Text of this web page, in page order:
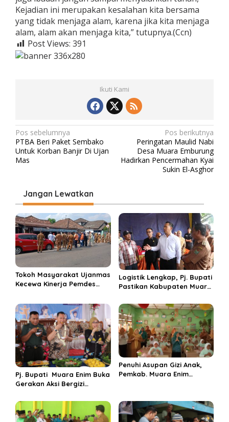
Kejadian ini merupakan kesalahan kita bersama
yang tidak menjaga alam, karena jika kita menjaga
alam, alam akan menjaga kita,” tutupnya.(Ccn)
Post Views: 391
Ikuti Kami
N
a
v
g
a
s
i
p
o
s
Pos sebelumnya
PTBA Beri Paket Sembako
Untuk Korban Banjir Di Ujan
Mas
Pos berikutnya
Peringatan Maulid Nabi
Desa Muara Emburung
Hadirkan Pencermahan Kyai
Sukin El-Asghor
Jangan Lewatkan
Tokoh Masyarakat Ujanmas
Kecewa Kinerja Pemdes
Dampingi Warganya Di
Lokasi Rencana
Pembangunan Flyover
Logistik Lengkap, Pj. Bupati
Pastikan Kabupaten Muara
Serentak
Pj. Bupati Muara Enim Buka
Gerakan Aksi Bergizi
Sayur Bersama Pelajar
Penuhi Asupan Gizi Anak,
Pemkab. Muara Enim